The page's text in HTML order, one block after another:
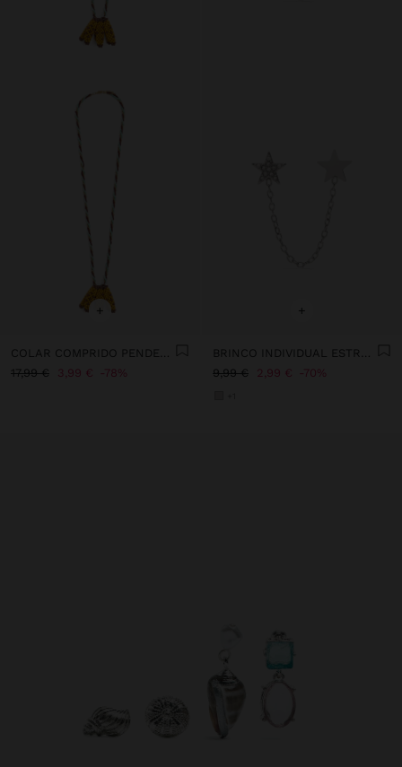
+
COLAR COMPRIDO PENDENTE DE BANANAS
17,99 €
3,99 € 78%
+
BRINCO INDIVIDUAL ESTRELAS E CORRENTE - AÇO INOXIDÁVEL
9,99 €
2,99 € 70%